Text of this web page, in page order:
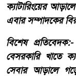
ক্যাটারিংয়ের
এবার সম্পাদকের
​বিশেষ
বেসরকারি খাতে
সেবার আড়ালে